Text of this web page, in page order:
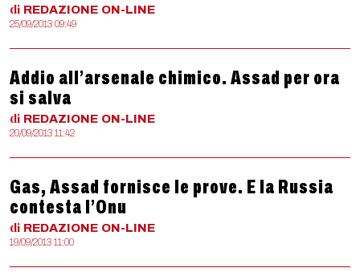
di REDAZIONE ON-LINE
25/09/2013 09:49
Addio all’arsenale chimico. Assad per ora
si salva
di REDAZIONE ON-LINE
20/09/2013 11:42
Gas, Assad fornisce le prove. E la Russia
contesta l’Onu
di REDAZIONE ON-LINE
19/09/2013 11:00